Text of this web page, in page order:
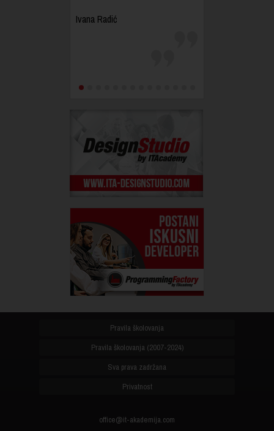
Ivana Radić
Pravila školovanja
Pravila školovanja (2007-2024)
Sva prava zadržana
Privatnost
office@it-akademija.com